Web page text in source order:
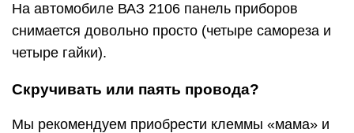
На автомобиле ВАЗ 2106 панель приборов
снимается довольно просто (четыре самореза и
четыре гайки).
Скручивать или паять провода?
Мы рекомендуем приобрести клеммы «мама» и